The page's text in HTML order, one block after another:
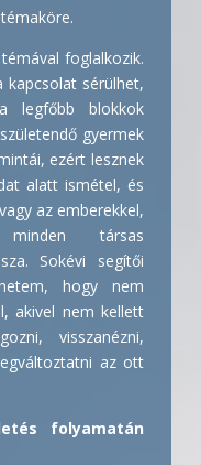
foglalkozik.
sérülhet,
legfőbb blokkok
gyermek
ezért lesznek
alatt ismétel, és
az emberekkel,
minden társas
Sokévi segítői
hogy nem
akivel nem kellett
visszanézni,
az ott
folyamatán